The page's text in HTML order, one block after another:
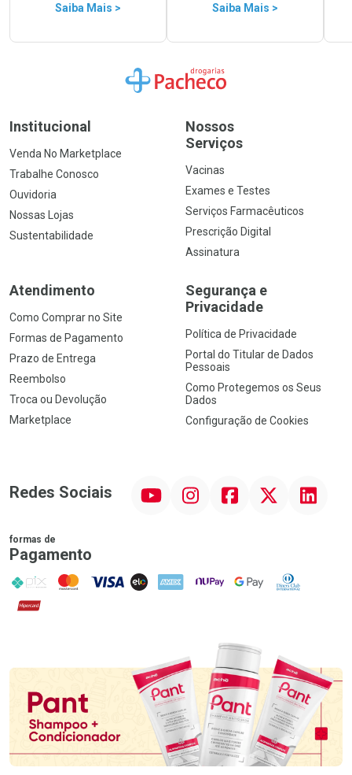
Saiba Mais > Saiba Mais >
Ir para a Home
Institucional
Venda No Marketplace
Trabalhe Conosco
Ouvidoria
Nossas Lojas
Sustentabilidade
Nossos
Serviços
Vacinas
Exames e Testes
Serviços Farmacêuticos
Prescrição Digital
Assinatura
Atendimento
Como Comprar no Site
Formas de Pagamento
Prazo de Entrega
Reembolso
Troca ou Devolução
Marketplace
Segurança e
Privacidade
Política de Privacidade
Portal do Titular de Dados
Pessoais
Como Protegemos os Seus
Dados
Configuração de Cookies
Redes Sociais InstagramFacebook Linkedin
formas de
Pagamento
PIX MasterCard
VISA ELO AMEX NuPay Google PayDiners Club
Hipercard
Promoção em Destaque